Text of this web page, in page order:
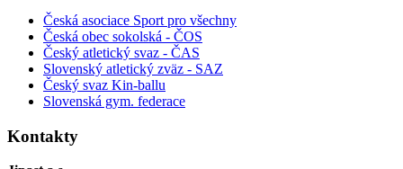
Česká asociace Sport pro všechny
Česká obec sokolská - ČOS
Český atletický svaz - ČAS
Slovenský atletický zväz - SAZ
Český svaz Kin-ballu
Slovenská gym. federace
Kontakty